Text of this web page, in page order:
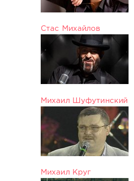
Стас Михайлов
Михаил Шуфутинский
Михаил Круг